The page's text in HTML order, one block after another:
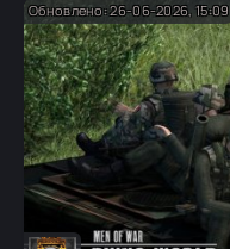
Обновлено: 26-06-2026, 15:09